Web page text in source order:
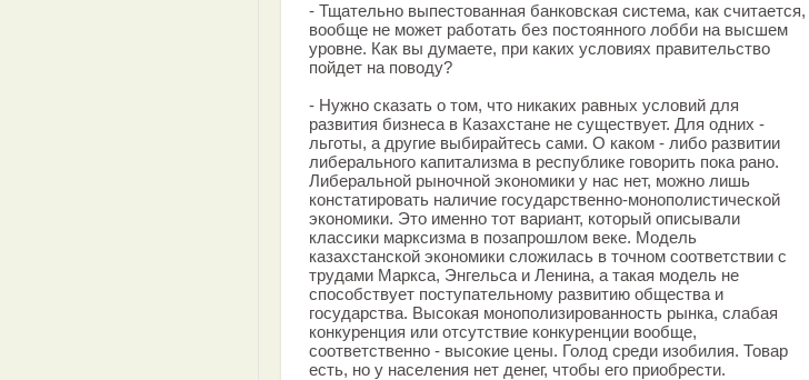
- Тщательно выпестованная банковская система, как считается,
вообще не может работать без постоянного лобби на высшем
уровне. Как вы думаете, при каких условиях правительство
пойдет на поводу?
- Нужно сказать о том, что никаких равных условий для
развития бизнеса в Казахстане не существует. Для одних -
льготы, а другие выбирайтесь сами. О каком - либо развитии
либерального капитализма в республике говорить пока рано.
Либеральной рыночной экономики у нас нет, можно лишь
констатировать наличие государственно-монополистической
экономики. Это именно тот вариант, который описывали
классики марксизма в позапрошлом веке. Модель
казахстанской экономики сложилась в точном соответствии с
трудами Маркса, Энгельса и Ленина, а такая модель не
способствует поступательному развитию общества и
государства. Высокая монополизированность рынка, слабая
конкуренция или отсутствие конкуренции вообще,
соответственно - высокие цены. Голод среди изобилия. Товар
есть, но у населения нет денег, чтобы его приобрести.